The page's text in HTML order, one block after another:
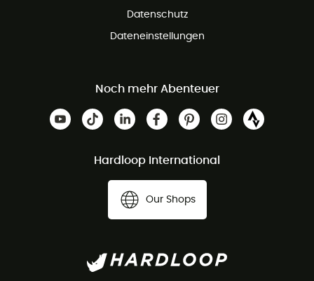
Datenschutz
Dateneinstellungen
Noch mehr Abenteuer
Hardloop International
Our Shops